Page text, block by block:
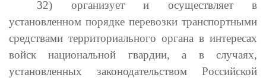
32) организует и осуществляет в
установленном порядке перевозки транспортными
средствами территориального органа в интересах
войск национальной гвардии, а в случаях,
установленных законодательством Российской